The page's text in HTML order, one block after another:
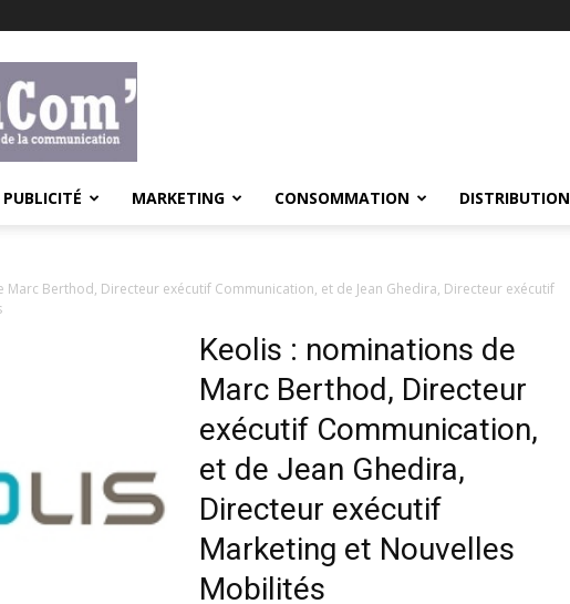
PUBLICITÉ MARKETING CONSOMMATION DISTRIBUTION
Marc Berthod, Directeur exécutif Communication, et de Jean Ghedira, Directeur exécutif
Keolis : nominations de
Marc Berthod, Directeur
exécutif Communication,
et de Jean Ghedira,
Directeur exécutif
Marketing et Nouvelles
Mobilités